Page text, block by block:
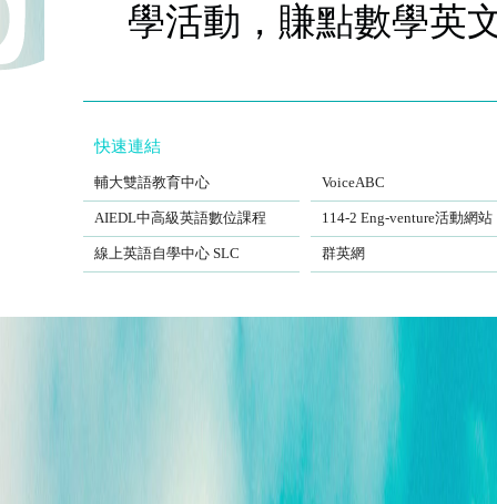
學活動，賺點數學英
快速連結
FJCUBEC
輔大雙語教育中心
VoiceABC
AIEDL中高級英語數位課程
AIEDL中高級英語數位課程
114-2 Eng-venture活動網站
Self-Learning Center
線上英語自學中心 SLC
群英網